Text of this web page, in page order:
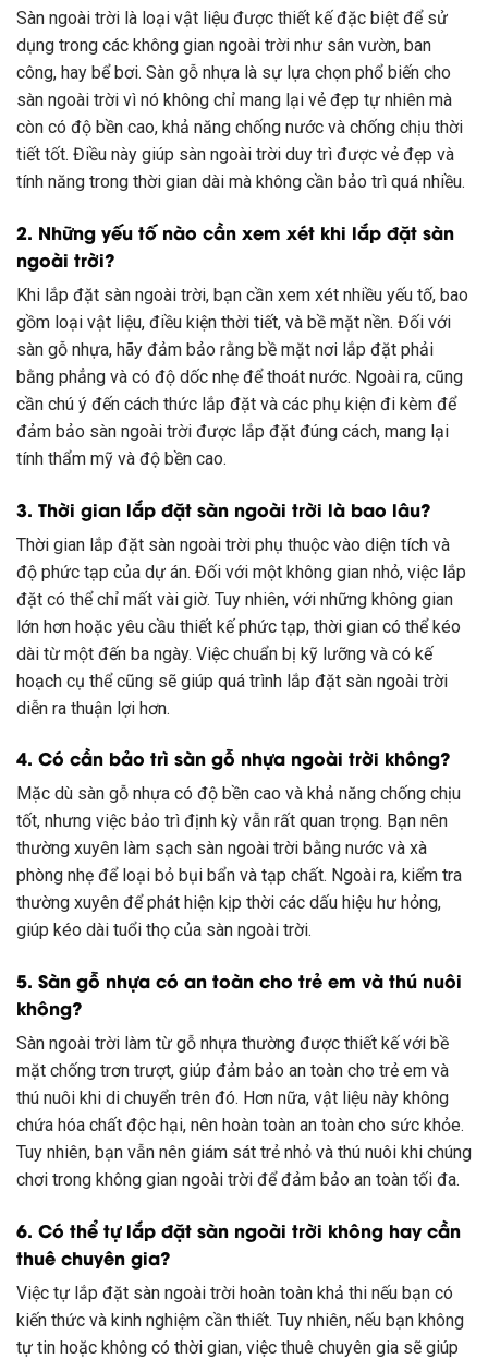
Sàn ngoài trời là loại vật liệu được thiết kế đặc biệt để sử
dụng trong các không gian ngoài trời như sân vườn, ban
công, hay bể bơi. Sàn gỗ nhựa là sự lựa chọn phổ biến cho
sàn ngoài trời vì nó không chỉ mang lại vẻ đẹp tự nhiên mà
còn có độ bền cao, khả năng chống nước và chống chịu thời
tiết tốt. Điều này giúp sàn ngoài trời duy trì được vẻ đẹp và
tính năng trong thời gian dài mà không cần bảo trì quá nhiều.
2. Những yếu tố nào cần xem xét khi lắp đặt sàn
ngoài trời?
Khi lắp đặt sàn ngoài trời, bạn cần xem xét nhiều yếu tố, bao
gồm loại vật liệu, điều kiện thời tiết, và bề mặt nền. Đối với
sàn gỗ nhựa, hãy đảm bảo rằng bề mặt nơi lắp đặt phải
bằng phẳng và có độ dốc nhẹ để thoát nước. Ngoài ra, cũng
cần chú ý đến cách thức lắp đặt và các phụ kiện đi kèm để
đảm bảo sàn ngoài trời được lắp đặt đúng cách, mang lại
tính thẩm mỹ và độ bền cao.
3. Thời gian lắp đặt sàn ngoài trời là bao lâu?
Thời gian lắp đặt sàn ngoài trời phụ thuộc vào diện tích và
độ phức tạp của dự án. Đối với một không gian nhỏ, việc lắp
đặt có thể chỉ mất vài giờ. Tuy nhiên, với những không gian
lớn hơn hoặc yêu cầu thiết kế phức tạp, thời gian có thể kéo
dài từ một đến ba ngày. Việc chuẩn bị kỹ lưỡng và có kế
hoạch cụ thể cũng sẽ giúp quá trình lắp đặt sàn ngoài trời
diễn ra thuận lợi hơn.
4. Có cần bảo trì sàn gỗ nhựa ngoài trời không?
Mặc dù sàn gỗ nhựa có độ bền cao và khả năng chống chịu
tốt, nhưng việc bảo trì định kỳ vẫn rất quan trọng. Bạn nên
thường xuyên làm sạch sàn ngoài trời bằng nước và xà
phòng nhẹ để loại bỏ bụi bẩn và tạp chất. Ngoài ra, kiểm tra
thường xuyên để phát hiện kịp thời các dấu hiệu hư hỏng,
giúp kéo dài tuổi thọ của sàn ngoài trời.
5. Sàn gỗ nhựa có an toàn cho trẻ em và thú nuôi
không?
Sàn ngoài trời làm từ gỗ nhựa thường được thiết kế với bề
mặt chống trơn trượt, giúp đảm bảo an toàn cho trẻ em và
thú nuôi khi di chuyển trên đó. Hơn nữa, vật liệu này không
chứa hóa chất độc hại, nên hoàn toàn an toàn cho sức khỏe.
Tuy nhiên, bạn vẫn nên giám sát trẻ nhỏ và thú nuôi khi chúng
chơi trong không gian ngoài trời để đảm bảo an toàn tối đa.
6. Có thể tự lắp đặt sàn ngoài trời không hay cần
thuê chuyên gia?
Việc tự lắp đặt sàn ngoài trời hoàn toàn khả thi nếu bạn có
kiến thức và kinh nghiệm cần thiết. Tuy nhiên, nếu bạn không
tự tin hoặc không có thời gian, việc thuê chuyên gia sẽ giúp